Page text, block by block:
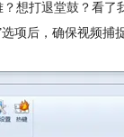
想打退堂鼓？看了
项后，确保视频